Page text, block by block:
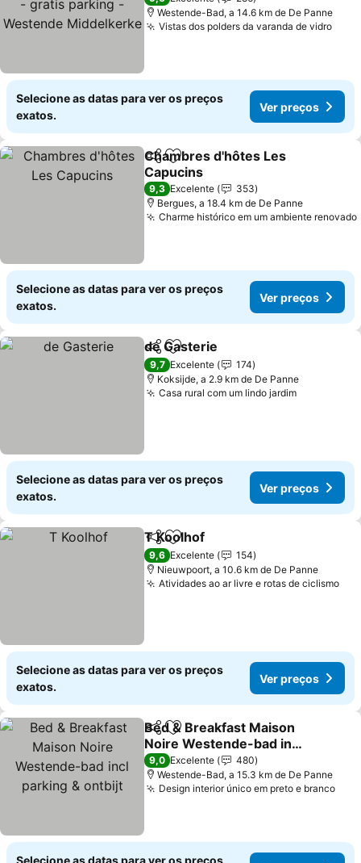
Middelkerke
Westende-Bad, a 14.6 km de De Panne
Vistas dos polders da varanda de vidroVer
Selecione as datas para ver os preços
exatos.
Ver preços
PartilharAdicionar aos favoritos
Chambres d'hôtes Les
Capucins
Ver preços
9,3 Excelente
353
Bergues, a 18.4 km de De Panne
Charme histórico em um ambiente renovado
Selecione as datas para ver os preços
exatos.
Ver preços
PartilharAdicionar aos favoritos
de Gasterie
9,7 Excelente
174
Koksijde, a 2.9 km de De Panne
Casa rural com um lindo jardimVer
Selecione as datas para ver os preços
exatos.
Ver preços
PartilharAdicionar aos favoritos
T Koolhof
9,6 Excelente
154
Nieuwpoort, a 10.6 km de De Panne
Atividades ao ar livre e rotas de ciclismo
Selecione as datas para ver os preços
exatos.
Ver preços
PartilharAdicionar aos favoritos
Bed & Breakfast Maison
Noire Westende-bad incl
parking & ontbijt
Ver preços
9,0 Excelente
480
Westende-Bad, a 15.3 km de De Panne
Design interior único em preto e brancoVer
Selecione as datas para ver os preços